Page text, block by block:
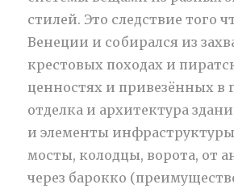
стилей. Это следствие того
Венеции и собирался из
крестовых походах и
ценностях и привезённых в
отделка и архитектура
и элементы инфраструктуры
мосты, колодцы, ворота, от
через барокко